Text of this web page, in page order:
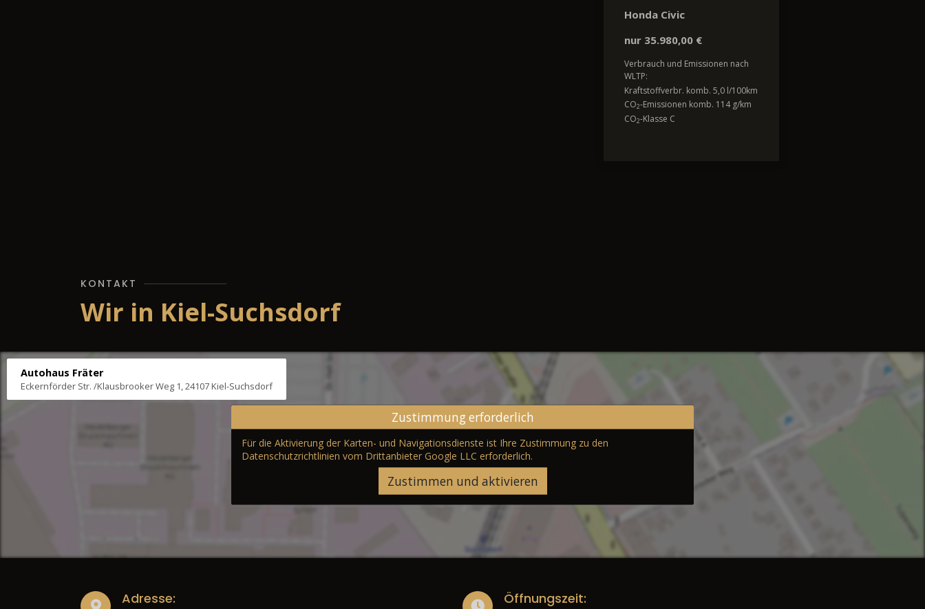
Honda Civic
nur 35.980,00 €
Verbrauch und Emissionen nach
WLTP:
Kraftstoffverbr. komb. 5,0 l/100km
CO2-Emissionen komb. 114 g/km
CO2-Klasse C
KONTAKT
Wir in Kiel-Suchsdorf
Autohaus Fräter
Eckernförder Str. /Klausbrooker Weg 1, 24107 Kiel-Suchsdorf
Zustimmung erforderlich
Für die Aktivierung der Karten- und Navigationsdienste ist Ihre Zustimmung zu den
Datenschutzrichtlinien vom Drittanbieter Google LLC erforderlich.
Zustimmen und aktivieren
Adresse: Öffnungszeit: